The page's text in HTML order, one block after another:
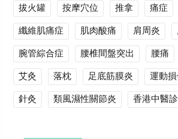
拔火罐
按摩穴位 推拿 痛症
纖維肌痛症
肌肉酸痛 肩周炎
腕管綜合症
腰椎間盤突出 腰痛
艾灸
落枕 足底筋膜炎 運動
針灸
類風濕性關節炎 香港中醫